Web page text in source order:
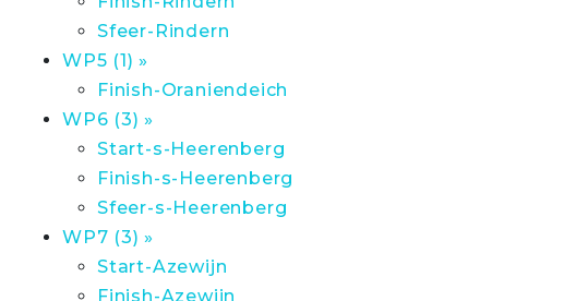
Sfeer-Rindern
WP5 (1) »
Finish-Oraniendeich
WP6 (3) »
Start-s-Heerenberg
Finish-s-Heerenberg
Sfeer-s-Heerenberg
WP7 (3) »
Start-Azewijn
Finish-Azewijn